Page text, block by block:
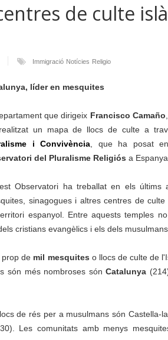
de culte
Immigració Notícies Religio
líder en mesquites
que dirigeix Francisco Camaño
un mapa de llocs de culte a
i Convivència , que ha posat
del Pluralisme Religiós a Espanya.
Observatori ha treballat en els últims
sinagogues i altres centres de
espanyol. Entre aquests temples
cristians evangèlics i els dels musulmans.
prop de mil mesquites o llocs de culte de
són més nombroses sónCatalunya
de rés per a musulmans són Castella-
Les comunitats amb menys
B
a
d
o
n
u
p